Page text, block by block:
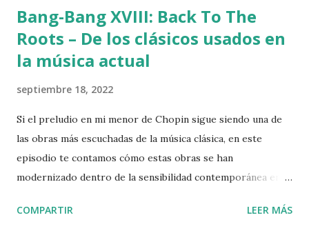
Bang-Bang XVIII: Back To The
Roots – De los clásicos usados en
la música actual
septiembre 18, 2022
Si el preludio en mi menor de Chopin sigue siendo una de
las obras más escuchadas de la música clásica, en este
episodio te contamos cómo estas obras se han
modernizado dentro de la sensibilidad contemporánea en
Beethoven a Prokofiev, pasando por Bach o Shostákovich a
COMPARTIR LEER MÁS